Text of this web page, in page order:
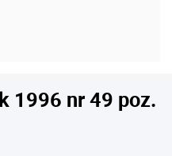
1996 nr 49 poz.